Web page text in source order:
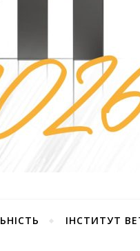
ІНСТИТУТ